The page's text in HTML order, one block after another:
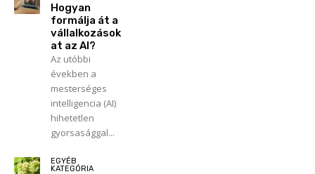
Hogyan
formálja át a
vállalkozások
at az AI?
Az utóbbi
években a
mesterséges
intelligencia (AI)
hihetetlen
gyorsasággal...
EGYÉB
KATEGÓRIA